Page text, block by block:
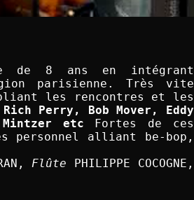
de 8 ans en intégrant
parisienne. Très vite
les rencontres et les
Rich Perry, Bob Mover, Eddy
etc Fortes de ces
personnel alliant be-bop,
Flûte